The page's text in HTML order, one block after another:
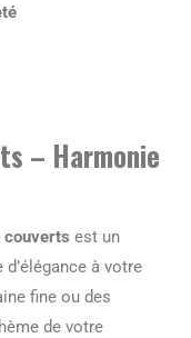
– Harmonie
couverts est un
à votre
fine ou des
de votre